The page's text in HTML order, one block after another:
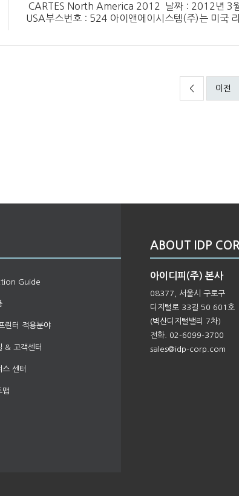
CARTES North America 2012 날짜 : 2012년 3
USA부스번호 : 524 아이앤에이시스템(주)는 미국
< 이전
Guide
린터 적용분야
& 고객센터
스 센터
맵
ABOUT IDP
아이디피(주) 본사
08377, 서울시 구로구
디지털로 33길 50 601호
(벽산디지털밸리 7차)
전화. 02-6099-3700
sales@idp-corp.com